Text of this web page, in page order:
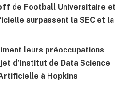
de Football Universitaire et
surpassent la SEC et la
leurs préoccupations
d’Institut de Data Science
à Hopkins